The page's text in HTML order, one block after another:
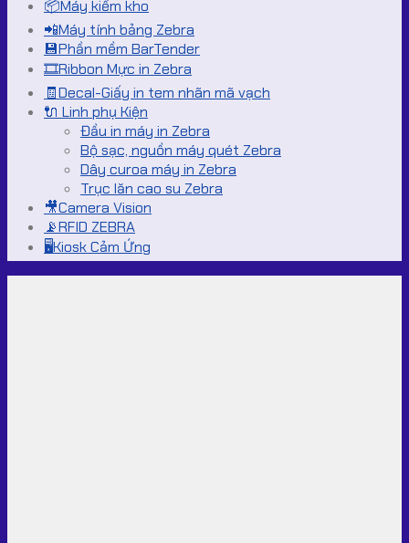
📦Máy kiểm kho
📲Máy tính bảng Zebra
💾Phần mềm BarTender
🎞️Ribbon Mực in Zebra
🧾Decal-Giấy in tem nhãn mã vạch
🔌 Linh phụ Kiện
Đầu in máy in Zebra
Bộ sạc, nguồn máy quét Zebra
Dây curoa máy in Zebra
Trục lăn cao su Zebra
🎥Camera Vision
📡RFID ZEBRA
🖥️Kiosk Cảm Ứng